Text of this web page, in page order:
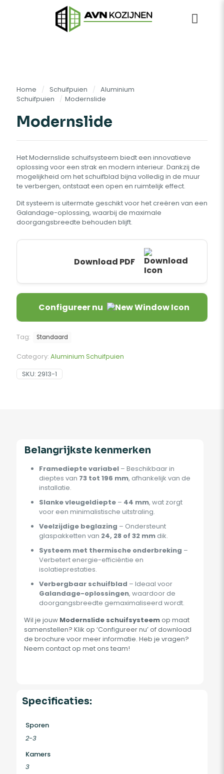
Home / Schuifpuien / Aluminium
Schuifpuien
/ Modernslide
Modernslide
Het Modernslide schuifsysteem biedt een innovatieve
oplossing voor een strak en modern interieur. Dankzij de
mogelijkheid om het schuifblad bijna volledig in de muur
te verbergen, ontstaat een open en ruimtelijk effect.
Dit systeem is uitermate geschikt voor het creëren van een
Galandage-oplossing, waarbij de maximale
doorgangsbreedte behouden blijft.
Download PDF
Configureer nu
Tag: Standaard
Category: Aluminium Schuifpuien
SKU: 2913-1
Belangrijkste kenmerken
Framediepte variabel– Beschikbaar in
dieptes van 73 tot 196 mm, afhankelijk van de
installatie.
Slanke vleugeldiepte– 44 mm, wat zorgt
voor een minimalistische uitstraling.
Veelzijdige beglazing – Ondersteunt
glaspakketten van 24, 28 of 32 mmdik.
Systeem met thermische onderbreking –
Verbetert energie-efficiëntie en
isolatieprestaties.
Verbergbaar schuifblad – Ideaal voor
Galandage-oplossingen, waardoor de
doorgangsbreedte gemaximaliseerd wordt.
Wil je jouw Modernslide schuifsysteemop maat
samenstellen? Klik op ‘Configureer nu’ of download
de brochure voor meer informatie. Heb je vragen?
Neem contact op met ons team!
Specificaties:
Sporen
2-3
Kamers
3